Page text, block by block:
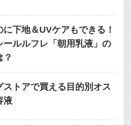
に下地＆UVケアもできる！
ールルフレ「朝用乳液」の
？
ストアで買える目的別オス
液